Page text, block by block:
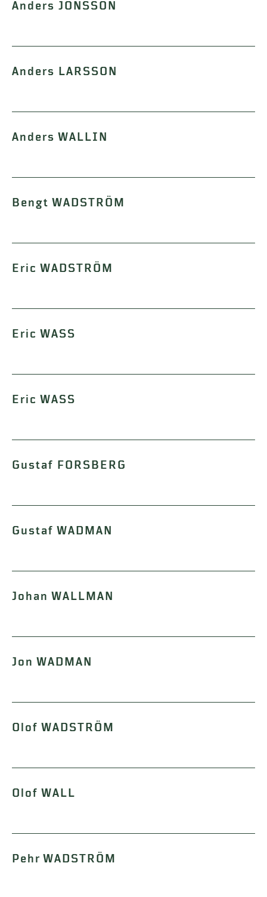
Anders JONSSON
Anders LARSSON
Anders WALLIN
Bengt WADSTRÖM
Eric WADSTRÖM
Eric WASS
Eric WASS
Gustaf FORSBERG
Gustaf WADMAN
Johan WALLMAN
Jon WADMAN
Olof WADSTRÖM
Olof WALL
Pehr WADSTRÖM